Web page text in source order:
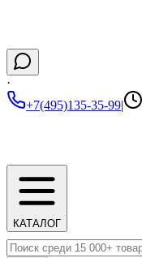
·
+7(495)135-35-99|
КАТАЛОГ